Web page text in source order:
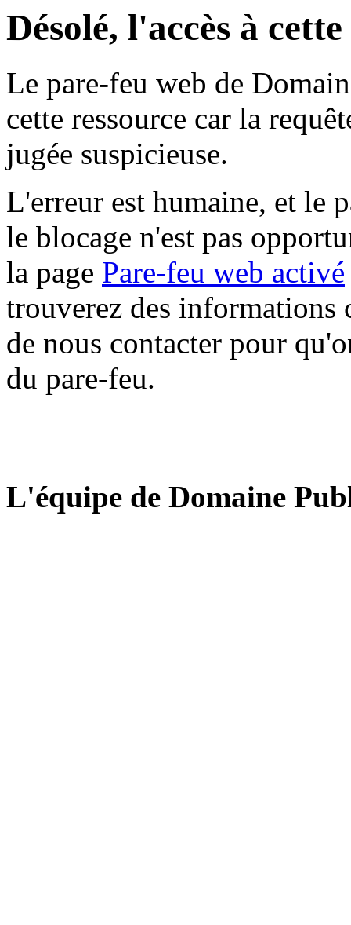
Désolé, l'accès à
Le pare-feu web de
cette ressource car la
jugée suspicieuse.
L'erreur est humaine, et le
le blocage n'est pas
la page Pare-feu web activé
trouverez des informations
de nous contacter pour
du pare-feu.
L'équipe de Domaine